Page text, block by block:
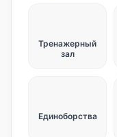
Тренажерный
зал
Единоборства